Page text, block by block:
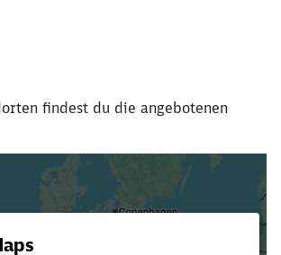
findest du die angebotenen